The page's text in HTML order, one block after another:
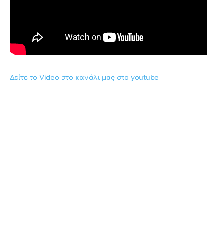
Δείτε το Video στο κανάλι μας στο youtube